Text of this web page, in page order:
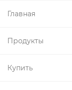
Главная
Продукты
Купить